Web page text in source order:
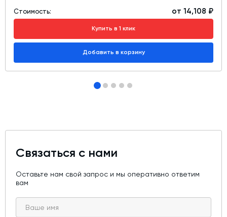
Стоимость: от 14,108 ₽
Купить в 1 клик
Добавить в корзину
Связаться с нами
Оставьте нам свой запрос и мы оперативно ответим
вам